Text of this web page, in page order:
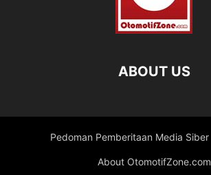
ABOUT US
Pedoman Pemberitaan Media Siber
About OtomotifZone.com